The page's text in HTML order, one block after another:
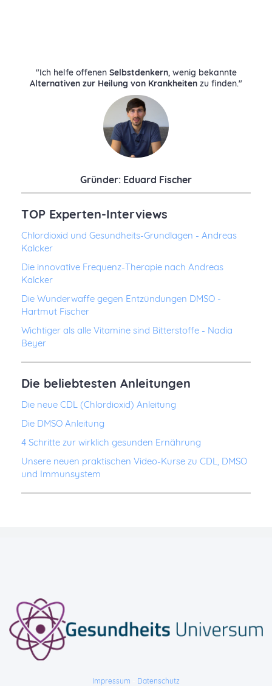
"Ich helfe offenen Selbstdenkern, wenig bekannte
Alternativen zur Heilung von Krankheiten zu finden."
Gründer: Eduard Fischer
TOP Experten-Interviews
Chlordioxid und Gesundheits-Grundlagen - Andreas
Kalcker
Die innovative Frequenz-Therapie nach Andreas
Kalcker
Die Wunderwaffe gegen Entzündungen DMSO -
Hartmut Fischer
Wichtiger als alle Vitamine sind Bitterstoffe - Nadia
Beyer
Die beliebtesten Anleitungen
Die neue CDL (Chlordioxid) Anleitung
Die DMSO Anleitung
4 Schritte zur wirklich gesunden Ernährung
Unsere neuen praktischen Video-Kurse zu CDL, DMSO
und Immunsystem
Impressum Datenschutz